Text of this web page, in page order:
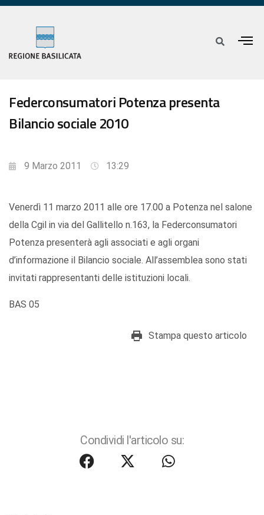
Federconsumatori Potenza presenta
Bilancio sociale 2010
9 Marzo 2011 13:29
Venerdì 11 marzo 2011 alle ore 17.00 a Potenza nel salone
della Cgil in via del Gallitello n.163, la Federconsumatori
Potenza presenterà agli associati e agli organi
d’informazione il Bilancio sociale. All’assemblea sono stati
invitati rappresentanti delle istituzioni locali.
BAS 05
Stampa questo articolo
Condividi l'articolo su: